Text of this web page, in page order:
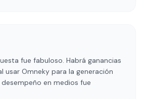
fue fabuloso. Habrá ganancias
usar Omneky para la generación
en medios fue